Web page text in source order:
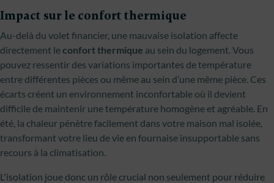
Impact sur le confort thermique
Au-delà du volet financier, une mauvaise isolation affecte
directement leconfort thermique au sein du logement. Vous
pouvez ressentir des variations importantes de température
entre différentes pièces ou même au sein d’une même pièce. Ces
écarts créent un environnement inconfortable où il devient
difficile de maintenir une température homogène et agréable. En
été, la chaleur pénètre facilement dans votre maison mal isolée,
transformant votre lieu de vie en fournaise insupportable sans
recours à la climatisation.
L'isolation joue donc un rôle crucial non seulement pour réduire